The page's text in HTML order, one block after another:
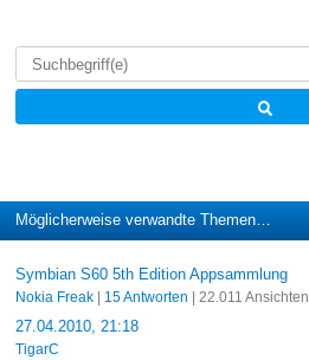
Möglicherweise verwandte Themen…
Symbian S60 5th Edition Appsammlung
Nokia Freak| 15 Antworten | 22.011 Ansichten
27.04.2010, 21:18
TigarC